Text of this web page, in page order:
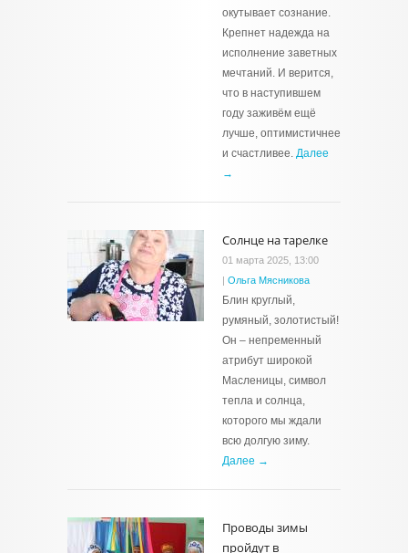
окутывает сознание.
Крепнет надежда на
исполнение заветных
мечтаний. И верится,
что в наступившем
году заживём ещё
лучше, оптимистичнее
и счастливее. Далее
→
Солнце на тарелке
01 марта 2025, 13:00
| Ольга Мясникова
Блин круглый,
румяный, золотистый!
Он – непременный
атрибут широкой
Масленицы, символ
тепла и солнца,
которого мы ждали
всю долгую зиму.
Далее →
Проводы зимы
пройдут в